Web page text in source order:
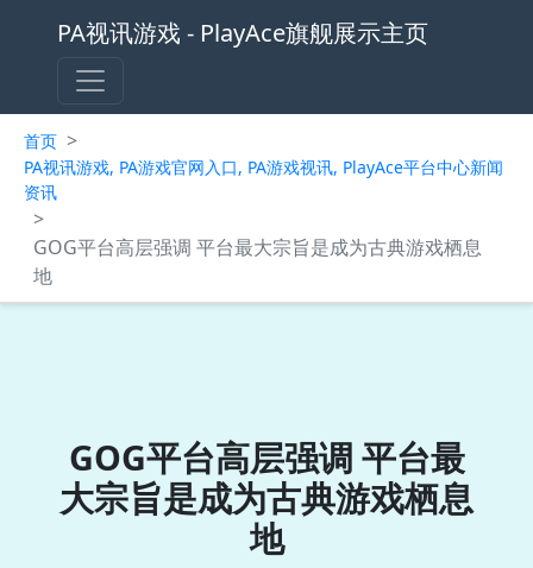
PA视讯游戏 - PlayAce旗舰展示主页
首页 >
PA视讯游戏, PA游戏官网入口, PA游戏视讯, PlayAce平台中心新闻
资讯
>
GOG平台高层强调 平台最大宗旨是成为古典游戏栖息
地
GOG平台高层强调 平台最
大宗旨是成为古典游戏栖息
地